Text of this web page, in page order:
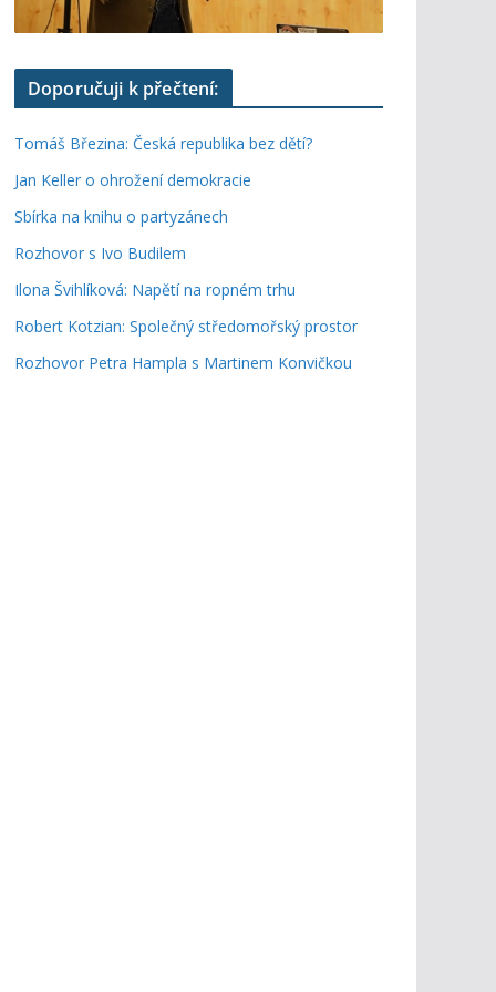
Doporučuji k přečtení:
Tomáš Březina: Česká republika bez dětí?
Jan Keller o ohrožení demokracie
Sbírka na knihu o partyzánech
Rozhovor s Ivo Budilem
Ilona Švihlíková: Napětí na ropném trhu
Robert Kotzian: Společný středomořský prostor
Rozhovor Petra Hampla s Martinem Konvičkou